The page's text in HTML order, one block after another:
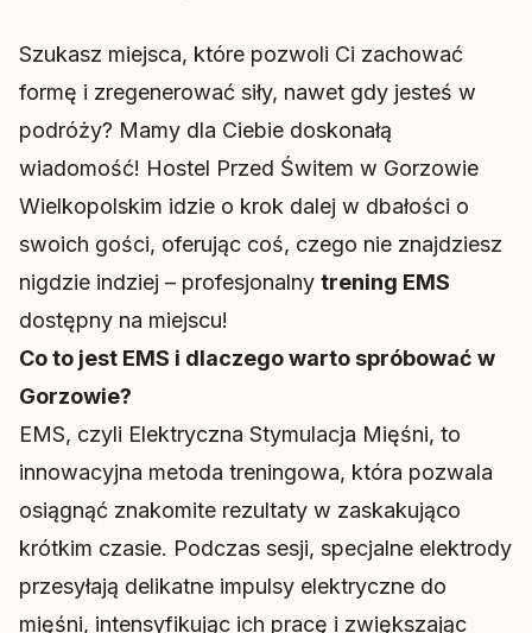
Szukasz miejsca, które pozwoli Ci zachować
formę i zregenerować siły, nawet gdy jesteś w
podróży? Mamy dla Ciebie doskonałą
wiadomość! Hostel Przed Świtem w Gorzowie
Wielkopolskim idzie o krok dalej w dbałości o
swoich gości, oferując coś, czego nie znajdziesz
nigdzie indziej – profesjonalny trening EMS
dostępny na miejscu!
Co to jest EMS i dlaczego warto spróbować w
Gorzowie?
EMS, czyli Elektryczna Stymulacja Mięśni, to
innowacyjna metoda treningowa, która pozwala
osiągnąć znakomite rezultaty w zaskakująco
krótkim czasie. Podczas sesji, specjalne elektrody
przesyłają delikatne impulsy elektryczne do
mięśni, intensyfikując ich pracę i zwiększając